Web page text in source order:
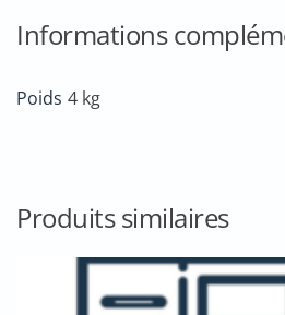
Informations
Poids 4 kg
Produits similaires